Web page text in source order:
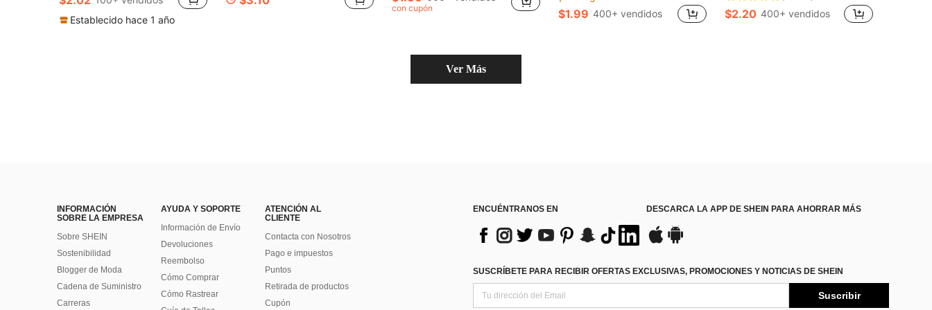
Establecido hace 1 año
con cupón $1.99 400+ vendidos $2.20 400+ vendidos
Ver Más
INFORMACIÓN
SOBRE LA EMPRESA
Sobre SHEIN
Sostenibilidad
Blogger de Moda
Cadena de Suministro
Carreras
AYUDA Y SOPORTE
Información de Envío
Devoluciones
Reembolso
Cómo Comprar
Cómo Rastrear
ATENCIÓN AL
CLIENTE
Contacta con Nosotros
Pago e impuestos
Puntos
Retirada de productos
Cupón
ENCUÉNTRANOS EN DESCARCA LA APP DE SHEIN PARA AHORRAR MÁS
SUSCRÍBETE PARA RECIBIR OFERTAS EXCLUSIVAS, PROMOCIONES Y NOTICIAS DE SHEIN
Suscribir